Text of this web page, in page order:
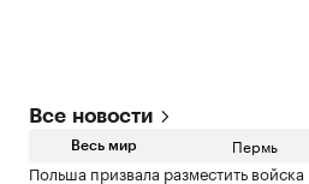
Все новости
Весь мир Пермь
Польша призвала разместить войска